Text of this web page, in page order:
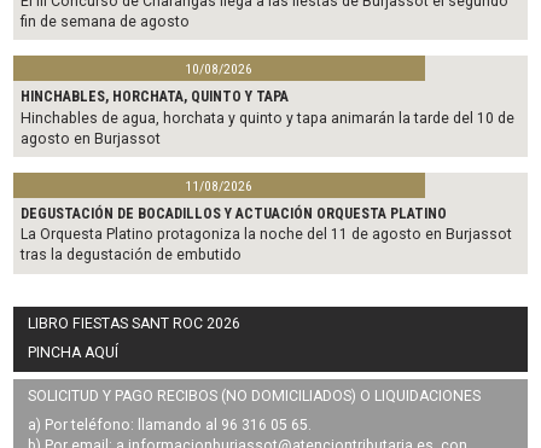
fin de semana de agosto
10/08/2026
HINCHABLES, HORCHATA, QUINTO Y TAPA
Hinchables de agua, horchata y quinto y tapa animarán la tarde del 10 de
agosto en Burjassot
11/08/2026
DEGUSTACIÓN DE BOCADILLOS Y ACTUACIÓN ORQUESTA PLATINO
La Orquesta Platino protagoniza la noche del 11 de agosto en Burjassot
tras la degustación de embutido
LIBRO FIESTAS SANT ROC 2026
PINCHA AQUÍ
SOLICITUD Y PAGO RECIBOS (NO DOMICILIADOS) O LIQUIDACIONES
a) Por teléfono: llamando al 96 316 05 65.